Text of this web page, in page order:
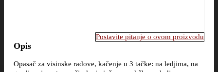
Postavite pitanje o ovom proizvodu
Opis
Opasač za visinske radove, kačenje u 3 tačke: na ledjima, na